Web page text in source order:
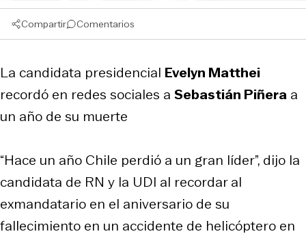
Compartir Comentarios
La candidata presidencial Evelyn Matthei
recordó en redes sociales a Sebastián Piñera a
un año de su muerte
“Hace un año Chile perdió a un gran líder”, dijo la
candidata de RN y la UDI al recordar al
exmandatario en el aniversario de su
fallecimiento en un accidente de helicóptero en